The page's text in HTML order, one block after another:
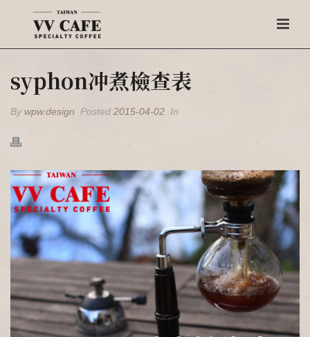
syphon冲煮檢查表
Bywpw.design Posted 2015-04-02 In